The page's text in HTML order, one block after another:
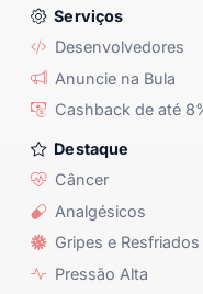
Serviços
Desenvolvedores
Anuncie na Bula
Cashback de até
Destaque
Câncer
Analgésicos
Gripes e Resfriados
Pressão Alta